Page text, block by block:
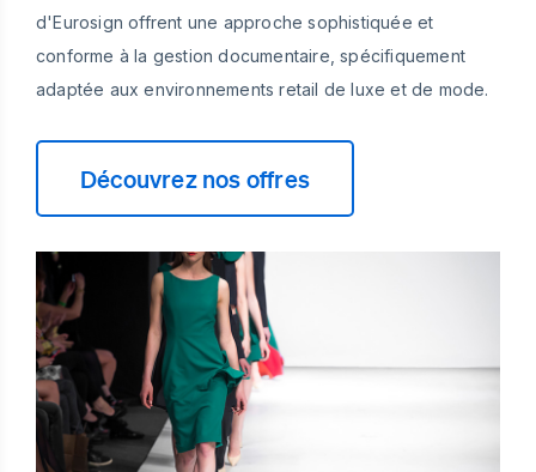
d'Eurosign offrent une approche sophistiquée et
conforme à la gestion documentaire, spécifiquement
adaptée aux environnements retail de luxe et de mode.
Découvrez nos offres